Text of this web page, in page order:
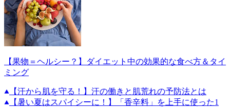
【果物＝ヘルシー？】ダイエット中の効果的な食べ方＆タイ
ミング
【汗から肌を守る！】汗の働きと肌荒れの予防法とは
【暑い夏はスパイシーに！】「香辛料」を上手に使った1